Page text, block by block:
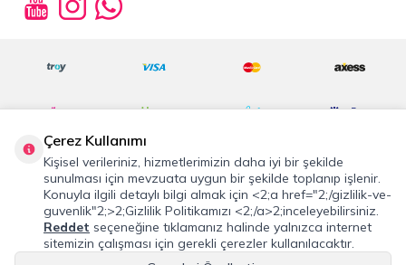
©2019 Tüm Hakkı Saklıdır.cosmostation.com
T -SoftE-TicaretSistemleriyle Hazırlanmıştır.
Çerez Kullanımı
Kişisel verileriniz, hizmetlerimizin daha iyi bir şekilde
sunulması için mevzuata uygun bir şekilde toplanıp işlenir.
Konuyla ilgili detaylı bilgi almak için <2;a href="2;/gizlilik-ve-
guvenlik"2;>2;Gizlilik Politikamızı <2;/a>2;inceleyebilirsiniz.
Reddet seçeneğine tıklamanız halinde yalnızca internet
sitemizin çalışması için gerekli çerezler kullanılacaktır.